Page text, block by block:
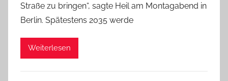
Straße zu bringen“, sagte Heil am Montagabend in
Berlin. Spätestens 2035 werde
Weiterlesen